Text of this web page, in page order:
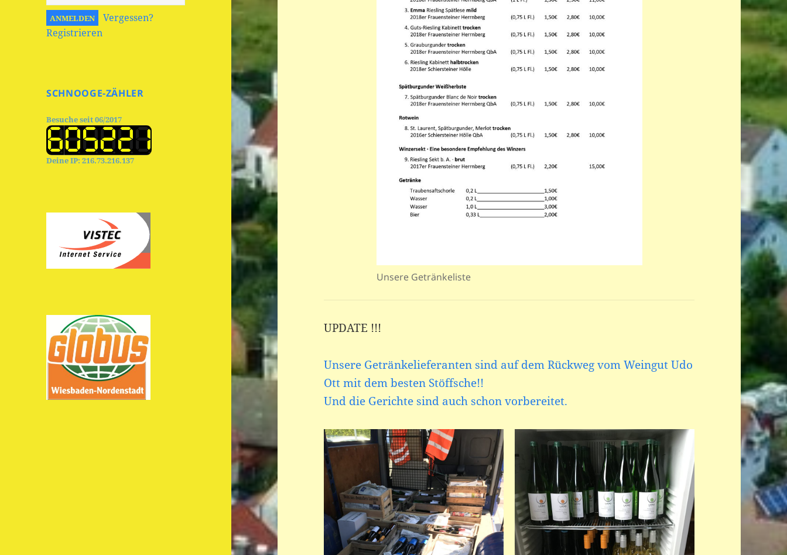
Vergessen?
Registrieren
SCHNOOGE-ZÄHLER
Besuche seit 06/2017
Deine IP: 216.73.216.137
Unsere Getränkeliste
UPDATE !!!
Unsere Getränkelieferanten sind auf dem Rückweg vom Weingut Udo
Ott mit dem besten Stöffsche!!
Und die Gerichte sind auch schon vorbereitet.